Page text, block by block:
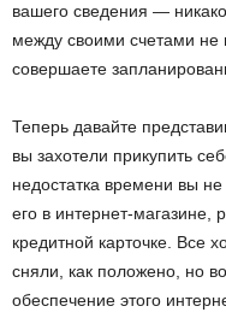
вашего сведения —
между своими счетами не
совершаете
Теперь давайте
вы захотели прикупить
недостатка времени вы
его в интернет-магазине,
кредитной карточке. Все
сняли, как положено, но
обеспечение этого